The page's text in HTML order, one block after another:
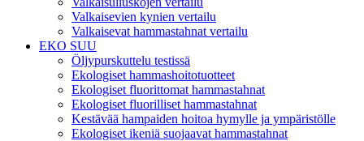
Valkaisevien kynien vertailu
Valkaisevat hammastahnat vertailu
EKO SUU
Öljypurskuttelu testissä
Ekologiset hammashoitotuotteet
Ekologiset fluorittomat hammastahnat
Ekologiset fluorilliset hammastahnat
Kestävää hampaiden hoitoa hymylle ja ympäristölle
Ekologiset ikeniä suojaavat hammastahnat